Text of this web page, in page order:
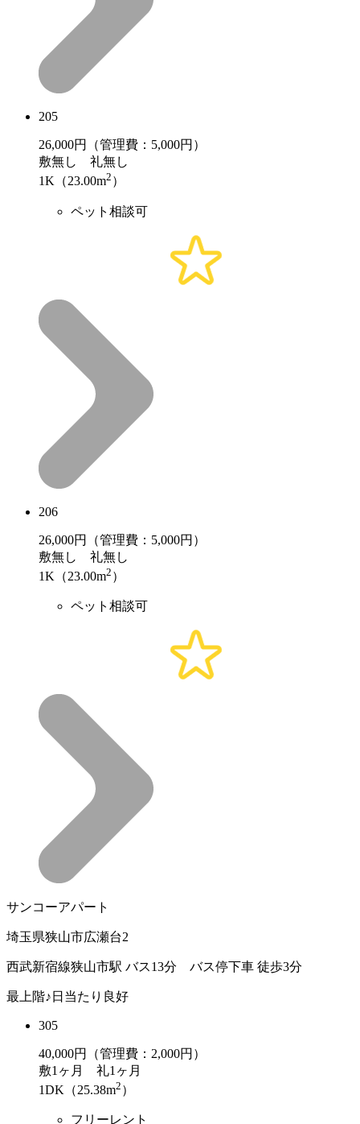
205
26,000円（管理費：5,000円）
敷無し 礼無し
1K（23.00m2 ）
ペット相談可
206
26,000円（管理費：5,000円）
敷無し 礼無し
1K（23.00m2 ）
ペット相談可
サンコーアパート
埼玉県狭山市広瀬台2
西武新宿線狭山市駅 バス13分 バス停下車 徒歩3分
最上階♪日当たり良好
305
40,000円（管理費：2,000円）
敷1ヶ月 礼1ヶ月
1DK（25.38m2 ）
フリーレント